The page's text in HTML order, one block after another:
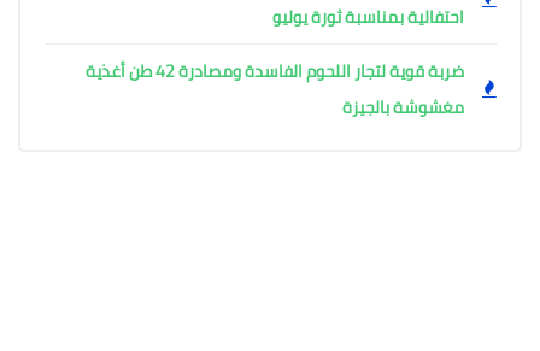
احتفالية بمناسبة ثورة يوليو
ضربة قوية لتجار اللحوم الفاسدة ومصادرة 42 طن أغذية
مغشوشة بالجيزة